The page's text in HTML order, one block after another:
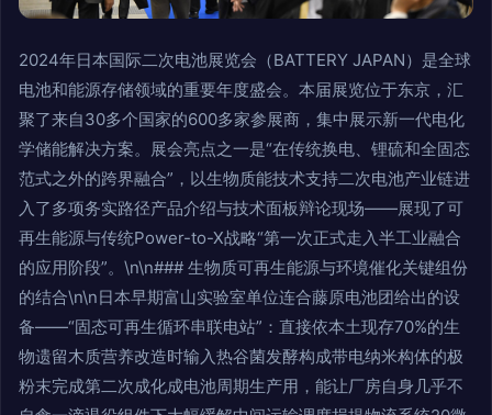
2024年日本国际二次电池展览会（BATTERY JAPAN）是全球
电池和能源存储领域的重要年度盛会。本届展览位于东京，汇
聚了来自30多个国家的600多家参展商，集中展示新一代电化
学储能解决方案。展会亮点之一是“在传统换电、锂硫和全固态
范式之外的跨界融合”，以生物质能技术支持二次电池产业链进
入了多项务实路径产品介绍与技术面板辩论现场——展现了可
再生能源与传统Power-to-X战略“第一次正式走入半工业融合
的应用阶段”。\n\n### 生物质可再生能源与环境催化关键组份
的结合\n\n日本早期富山实验室单位连合藤原电池团给出的设
备——“固态可再生循环串联电站”：直接依本土现存70%的生
物遗留木质营养改造时输入热谷菌发酵构成带电纳米构体的极
粉末完成第二次成化成电池周期生产用，能让厂房自身几乎不